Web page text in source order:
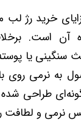
خرید رژ
آن است.
سنگینی یا
به نرمی روی
طراحی
نرمی و لطافت